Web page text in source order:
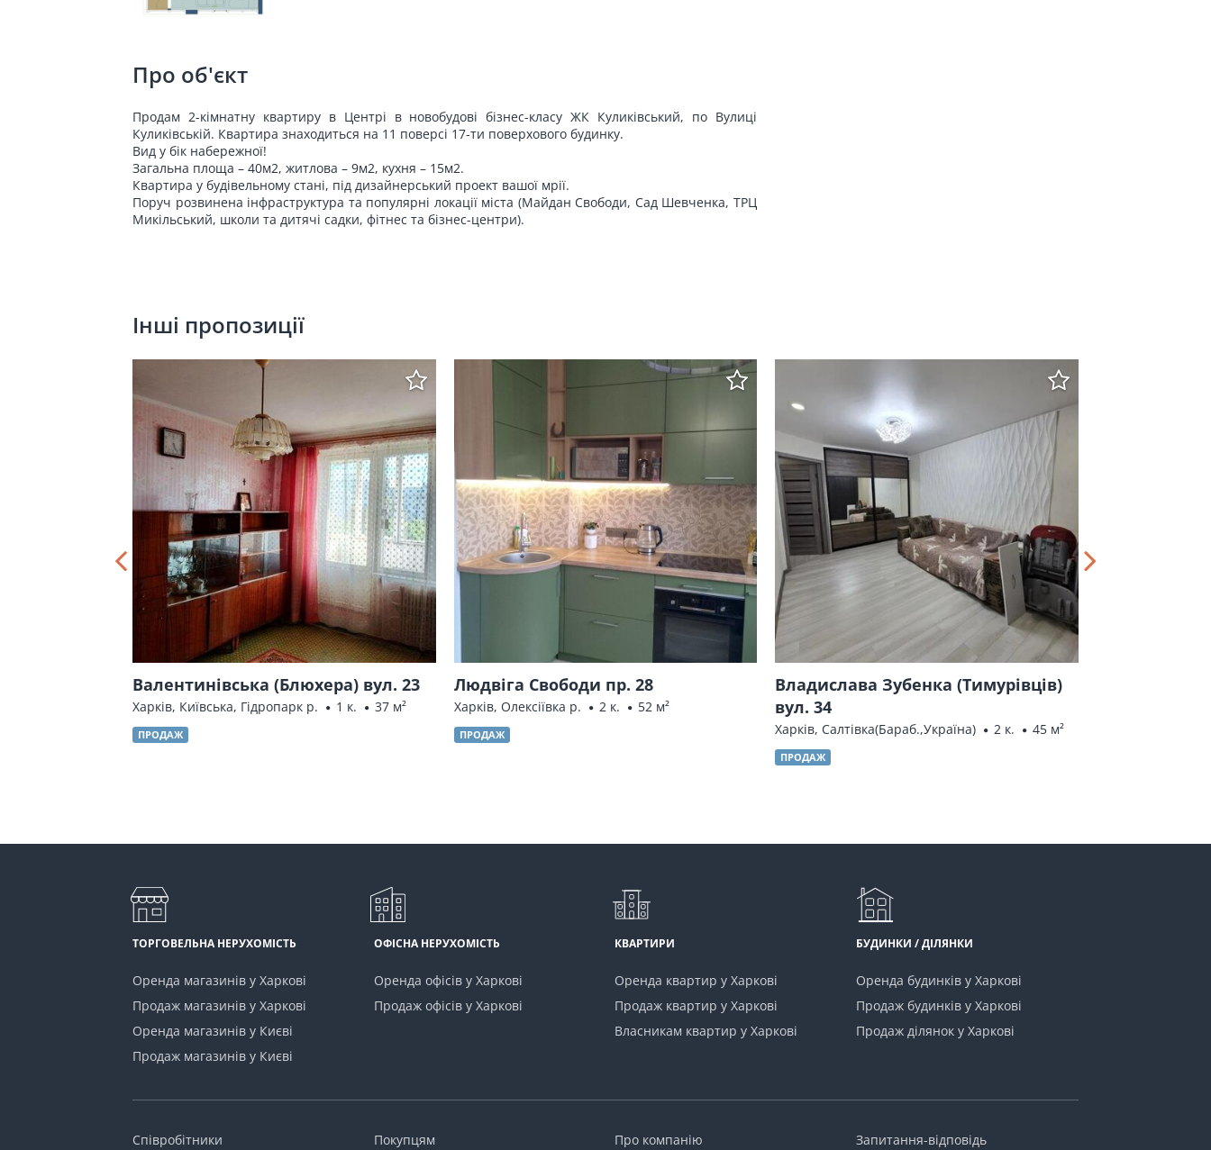
Про об'єкт
Продам 2-кімнатну квартиру в Центрі в новобудові бізнес-класу ЖК Куликівський, по Вулиці
Куликівській. Квартира знаходиться на 11 поверсі 17-ти поверхового будинку.
Вид у бік набережної!
Загальна площа – 40м2, житлова – 9м2, кухня – 15м2.
Квартира у будівельному стані, під дизайнерський проект вашої мрії.
Поруч розвинена інфраструктура та популярні локації міста (Майдан Свободи, Сад Шевченка, ТРЦ
Микільський, школи та дитячі садки, фітнес та бізнес-центри).
Інші пропозиції
Валентинівська (Блюхера) вул. 23
Харків, Київська, Гідропарк р. 1 к. 37 м²
ПРОДАЖ
Людвіга Свободи пр. 28
Харків, Олексіївка р. 2 к. 52 м²
ПРОДАЖ
Владислава Зубенка (Тимурівців)
вул. 34
Харків, Салтівка(Бараб.,Україна) 2 к. 45 м²
ПРОДАЖ
ТОРГОВЕЛЬНА НЕРУХОМІСТЬ
Оренда магазинів у Харкові
Продаж магазинів у Харкові
Оренда магазинів у Києві
Продаж магазинів у Києві
ОФІСНА НЕРУХОМІСТЬ
Оренда офісів у Харкові
Продаж офісів у Харкові
КВАРТИРИ
Оренда квартир у Харкові
Продаж квартир у Харкові
Власникам квартир у Харкові
БУДИНКИ / ДІЛЯНКИ
Оренда будинків у Харкові
Продаж будинків у Харкові
Продаж ділянок у Харкові
Співробітники Покупцям Про компанію Запитання-відповідь